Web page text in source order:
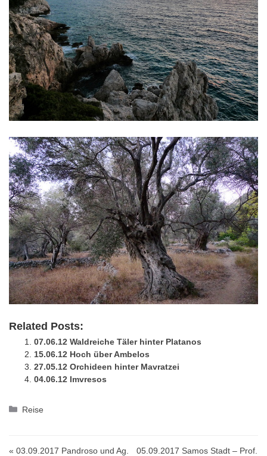
Related Posts:
07.06.12 Waldreiche Täler hinter Platanos
15.06.12 Hoch über Ambelos
27.05.12 Orchideen hinter Mavratzei
04.06.12 Imvresos
Kategorien
Reise
« 03.09.2017 Pandroso und Ag.
05.09.2017 Samos Stadt – Prof.